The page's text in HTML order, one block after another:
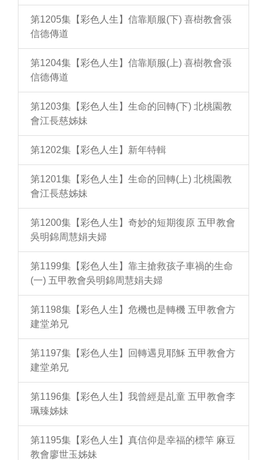
第1205集【彩色人生】信靠順服(下) 喜樹教會張
信德傳道
第1204集【彩色人生】信靠順服(上) 喜樹教會張
信德傳道
第1203集【彩色人生】生命的回轉(下) 北桃園教
會江長慈姊妹
第1202集【彩色人生】新年特輯
第1201集【彩色人生】生命的回轉(上) 北桃園教
會江長慈姊妹
第1200集【彩色人生】奇妙的短期復原 五甲教會
吳明錦周慧娟夫婦
第1199集【彩色人生】靠主搶救孩子車禍的生命
(一) 五甲教會吳明錦周慧娟夫婦
第1198集【彩色人生】危機也是轉機 五甲教會方
建堂弟兄
第1197集【彩色人生】回轉遇見耶穌 五甲教會方
建堂弟兄
第1196集【彩色人生】我曾經是乩童 五甲教會李
珮臻姊妹
第1195集【彩色人生】真信仰是幸福的標竿 麻豆
教會廖世玉姊妹